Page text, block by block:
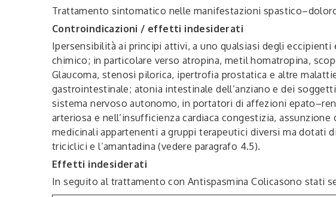
Trattamento sintomatico nelle manifestazioni
Controindicazioni / effetti indesiderati
Ipersensibilità ai principi attivi, a uno qualsiasi degli
chimico; in particolare verso atropina, metil homatropina,
Glaucoma, stenosi pilorica, ipertrofia prostatica e altre
gastrointestinale; atonia intestinale dell’anziano e dei
sistema nervoso autonomo, in portatori di affezioni
arteriosa e nell’insufficienza cardiaca congestizia,
medicinali appartenenti a gruppi terapeutici diversi ma
triciclici e l’amantadina (vedere paragrafo 4.5).
Effetti indesiderati
In seguito al trattamento con Antispasmina Colicasono stati